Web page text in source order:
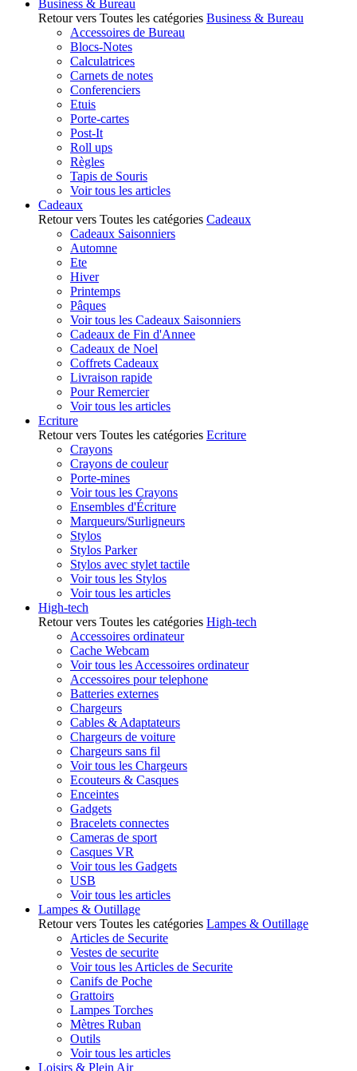
Business & Bureau
Retour vers Toutes les catégories Business & Bureau
Accessoires de Bureau
Blocs-Notes
Calculatrices
Carnets de notes
Conferenciers
Etuis
Porte-cartes
Post-It
Roll ups
Règles
Tapis de Souris
Voir tous les articles
Cadeaux
Retour vers Toutes les catégories Cadeaux
Cadeaux Saisonniers
Automne
Ete
Hiver
Printemps
Pâques
Voir tous les Cadeaux Saisonniers
Cadeaux de Fin d'Annee
Cadeaux de Noel
Coffrets Cadeaux
Livraison rapide
Pour Remercier
Voir tous les articles
Ecriture
Retour vers Toutes les catégories Ecriture
Crayons
Crayons de couleur
Porte-mines
Voir tous les Crayons
Ensembles d'Écriture
Marqueurs/Surligneurs
Stylos
Stylos Parker
Stylos avec stylet tactile
Voir tous les Stylos
Voir tous les articles
High-tech
Retour vers Toutes les catégories High-tech
Accessoires ordinateur
Cache Webcam
Voir tous les Accessoires ordinateur
Accessoires pour telephone
Batteries externes
Chargeurs
Cables & Adaptateurs
Chargeurs de voiture
Chargeurs sans fil
Voir tous les Chargeurs
Ecouteurs & Casques
Enceintes
Gadgets
Bracelets connectes
Cameras de sport
Casques VR
Voir tous les Gadgets
USB
Voir tous les articles
Lampes & Outillage
Retour vers Toutes les catégories Lampes & Outillage
Articles de Securite
Vestes de securite
Voir tous les Articles de Securite
Canifs de Poche
Grattoirs
Lampes Torches
Mètres Ruban
Outils
Voir tous les articles
Loisirs & Plein Air